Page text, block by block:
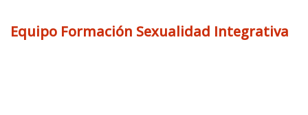
Equipo Formación Sexualidad Integrativa